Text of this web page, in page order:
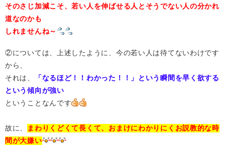
そのさじ加減こそ、若い人を伸ばせる人とそうでない人の分かれ
道なのかも
しれませんね～
②については、上述したように、今の若い人は待てないわけです
から、
それは、
「なるほど！！わかった！！」という瞬間を早く欲する
という傾向が強い
ということなんです
故に、
まわりくどくて長くて、おまけにわかりにくお説教的な時
間が大嫌い